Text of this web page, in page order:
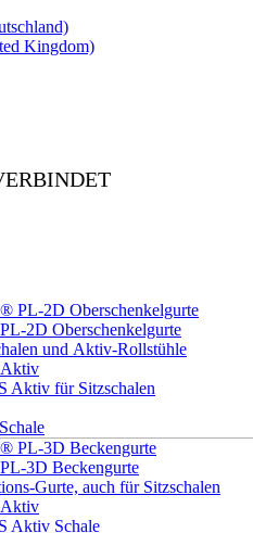
­2D Oberschenkelgurte
und Aktiv-Rollstühle
Aktiv für Sitzschalen
3D Beckengurte
Gurte, auch für Sitzschalen
Aktiv Schale